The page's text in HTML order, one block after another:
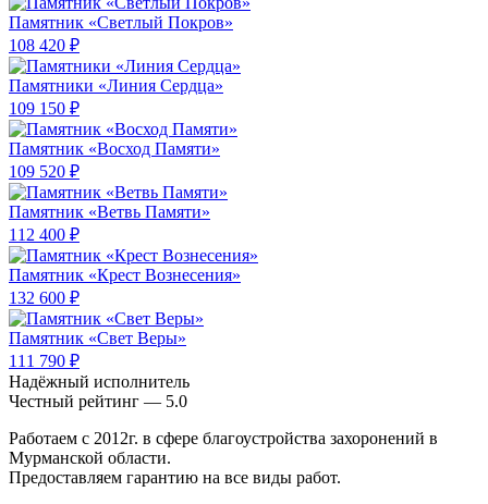
Памятник «Светлый Покров»
108 420 ₽
Памятники «Линия Сердца»
109 150 ₽
Памятник «Восход Памяти»
109 520 ₽
Памятник «Ветвь Памяти»
112 400 ₽
Памятник «Крест Вознесения»
132 600 ₽
Памятник «Свет Веры»
111 790 ₽
Надёжный исполнитель
Чеcтный рейтинг — 5.0
Работаем с 2012г. в сфере благоустройства захоронений в
Мурманской области.
Предоставляем гарантию на все виды работ.